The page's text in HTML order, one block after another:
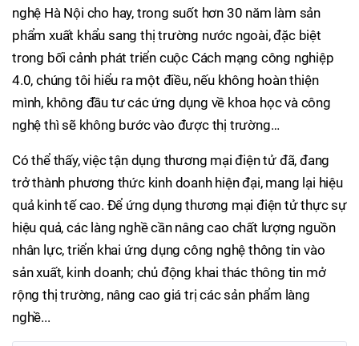
nghệ Hà Nội cho hay, trong suốt hơn 30 năm làm sản
phẩm xuất khẩu sang thị trường nước ngoài, đặc biệt
trong bối cảnh phát triển cuộc Cách mạng công nghiệp
4.0, chúng tôi hiểu ra một điều, nếu không hoàn thiện
mình, không đầu tư các ứng dụng về khoa học và công
nghệ thì sẽ không bước vào được thị trường…
Có thể thấy, việc tận dụng thương mại điện tử đã, đang
trở thành phương thức kinh doanh hiện đại, mang lại hiệu
quả kinh tế cao. Để ứng dụng thương mại điện tử thực sự
hiệu quả, các làng nghề cần nâng cao chất lượng nguồn
nhân lực, triển khai ứng dụng công nghệ thông tin vào
sản xuất, kinh doanh; chủ động khai thác thông tin mở
rộng thị trường, nâng cao giá trị các sản phẩm làng
nghề...